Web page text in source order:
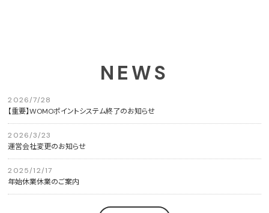
NEWS
2026/7/28
【重要】WOMOポイントシステム終了のお知らせ
2026/3/23
運営会社変更のお知らせ
2025/12/17
年始休業休業のご案内